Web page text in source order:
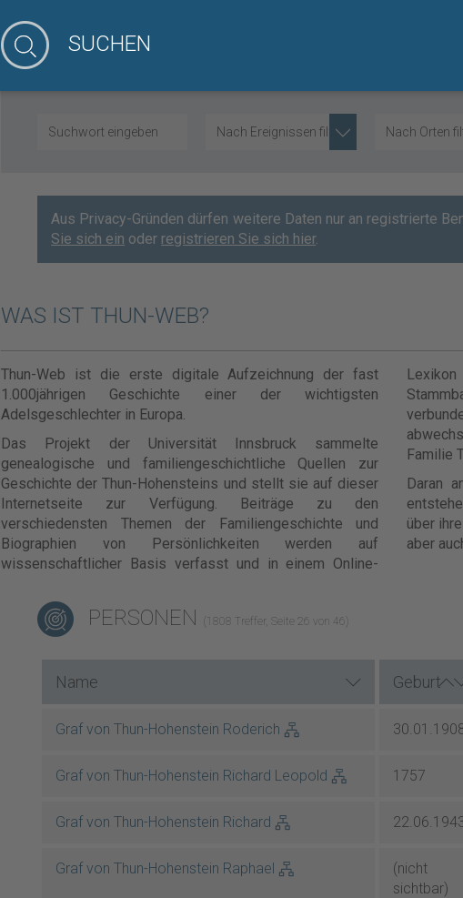
Nach Ereignissen filtern Nach Orten
Aus Privacy-Gründen dürfen weitere Daten nur an registrierte
Sie sich ein oder registrieren Sie sich hier.
WAS IST THUN-WEB?
Thun-Web ist die erste digitale Aufzeichnung der fast
1.000jährigen Geschichte einer der wichtigsten
Adelsgeschlechter in Europa.
Das Projekt der Universität Innsbruck sammelte
genealogische und familiengeschichtliche Quellen zur
Geschichte der Thun-Hohensteins und stellt sie auf dieser
Internetseite zur Verfügung. Beiträge zu den
verschiedensten Themen der Familiengeschichte und
Biographien von Persönlichkeiten werden auf
wissenschaftlicher Basis verfasst und in einem Online-
Familie
Daran
über
aber
PERSONEN (1808 Treffer, Seite 26 von 46)
Name Geburt
Graf von Thun-Hohenstein Roderich
Graf von Thun-Hohenstein Richard Leopold 1757
Graf von Thun-Hohenstein Richard
Graf von Thun-Hohenstein Raphael
(nicht
sichtbar)
SUCHEN